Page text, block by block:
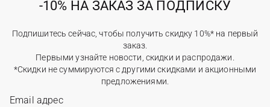
-10% НА ЗАКАЗ ЗА ПОДПИСКУ
Подпишитесь сейчас, чтобы получить скидку 10%* на первый
заказ.
Первыми узнайте новости, скидки и распродажи.
*Скидки не суммируются с другими скидками и акционными
предложениями.